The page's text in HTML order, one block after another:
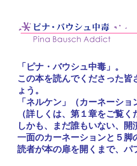
「ピナ・バウシュ中毒」。
この本を読んでくださった
ょう。
「ネルケン」（カーネーシ
（詳しくは、第１章をご覧く
しかも、まだ誰もいない、
一面のカーネーションと５脚
読者が本の扉を開くまで、パ